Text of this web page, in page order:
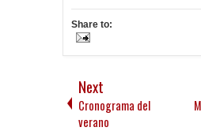
Share to:
Next
Cronograma del
verano